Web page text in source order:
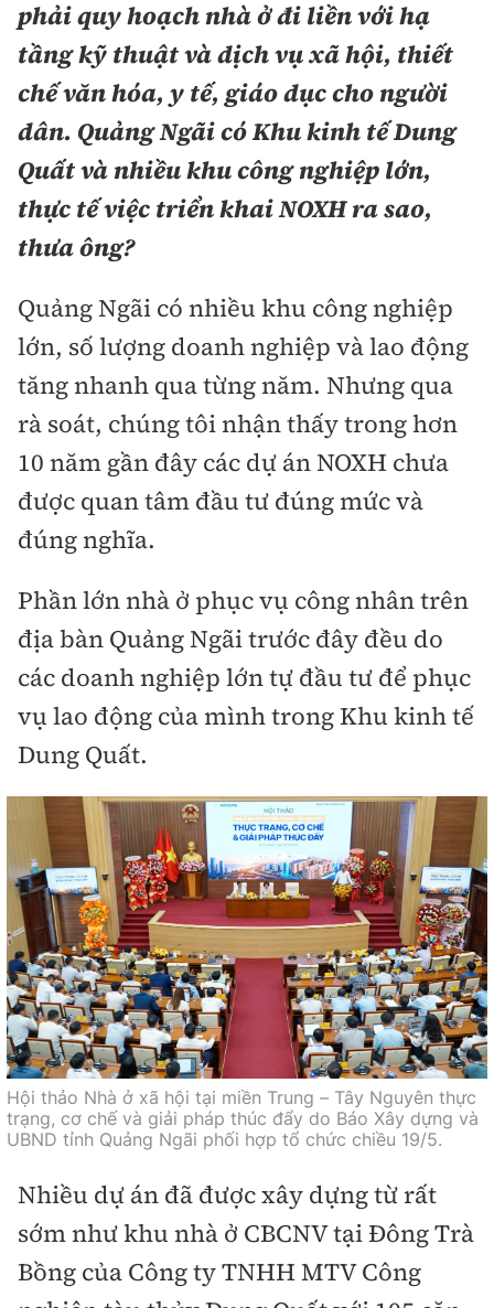
phải quy hoạch nhà ở đi liền với hạ
tầng kỹ thuật và dịch vụ xã hội, thiết
chế văn hóa, y tế, giáo dục cho người
dân. Quảng Ngãi có Khu kinh tế Dung
Quấtvànhiều khu công nghiệp lớn,
thực tế việc triển khai NOXH ra sao,
thưa ông?
Quảng Ngãi có nhiều khu công nghiệp
lớn, số lượng doanh nghiệp và lao động
tăng nhanh qua từng năm. Nhưng qua
rà soát, chúng tôi nhận thấy trong hơn
10 năm gần đây các dự án NOXH chưa
được quan tâm đầu tư đúng mức và
đúng nghĩa.
Phần lớn nhà ở phục vụ công nhân trên
địa bàn Quảng Ngãi trước đây đều do
các doanh nghiệp lớn tự đầu tư để phục
vụ lao động của mình trong Khu kinh tế
Dung Quất.
Hội thảo Nhà ở xã hội tại miền Trung – Tây Nguyên thực
trạng, cơ chế và giải pháp thúc đẩy do Báo Xây dựng và
UBND tỉnh Quảng Ngãi phối hợp tổ chức chiều 19/5.
Nhiều dự án đã được xây dựng từ rất
sớm như khu nhà ở CBCNV tại Đông Trà
Bồng của Công ty TNHH MTV Công